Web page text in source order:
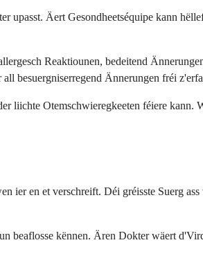
Äert Gesondheetséquipe kann
Reaktiounen, bedeitend
besuergniserregend Ännerungen fréi
liichte Otemschwieregkeeten féiere kann.
en et verschreift. Déi gréisste Suerg
beaflosse kënnen. Ären Dokter wäert